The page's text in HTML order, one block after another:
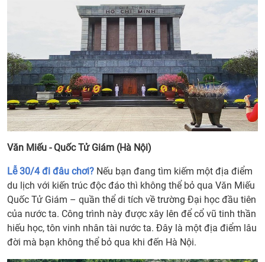
Văn Miếu - Quốc Tử Giám (Hà Nội)
Lễ 30/4 đi đâu chơi? Nếu bạn đang tìm kiếm một địa điểm
du lịch với kiến trúc độc đáo thì không thể bỏ qua Văn Miếu
Quốc Tử Giám – quần thể di tích về trường Đại học đầu tiên
của nước ta. Công trình này được xây lên để cổ vũ tinh thần
hiếu học, tôn vinh nhân tài nước ta. Đây là một địa điểm lâu
đời mà bạn không thể bỏ qua khi đến Hà Nội.